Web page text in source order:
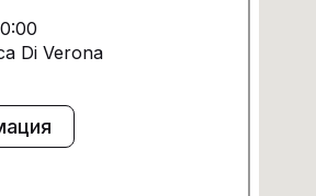
Di Verona